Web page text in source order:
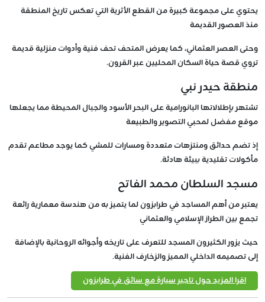
يحتوي على مجموعة كبيرة من القطع الأثرية التي تعكس تاريخ المنطقة
منذ العصور القديمة
وحتى العصر العثماني، كما يعرض المتحف تحف فنية وأدوات منزلية قديمة
تروي قصة حياة السكان المحليين عبر القرون.
منطقة حيدر نبي
تشتهر بإطلالاتها البانورامية على البحر الأسود والجبال المحيطة مما يجعلها
موقع مفضل لمحبي التصوير والطبيعة
إذ تضم حدائق ومنتزهات متعددة ومسارات للمشي كما يوجد مطاعم تقدم
مأكولات تقليدية ببيئة هادئة.
مسجد السلطان محمد الفاتح
يعتبر من أهم المساجد في طرابزون لما يتميز به من هندسة معمارية رائعة
تجمع بين الطراز الإسلامي والعثماني
حيث يزور الكثيرون المسجد للتعرف على تاريخه وأجوائه الروحانية بالإضافة
إلى تصميمه الداخلي المميز والزخارف الفنية.
اقرا المزيد حول تاجير سيارة مع سائق في طرابزون